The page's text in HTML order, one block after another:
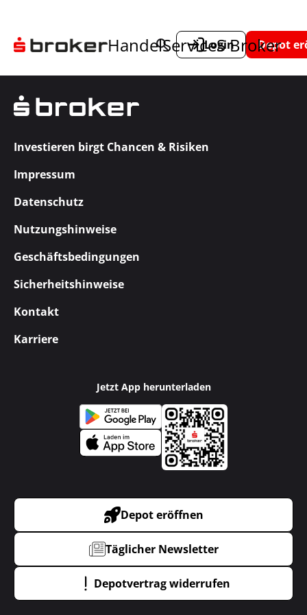
HandelServiceS Broker
Login Depot
Investieren birgt Chancen & Risiken
Impressum
Datenschutz
Nutzungshinweise
Geschäftsbedingungen
Sicherheitshinweise
Kontakt
Karriere
Jetzt App herunterladen
Depot eröffnen
Täglicher Newsletter
Depotvertrag widerrufen